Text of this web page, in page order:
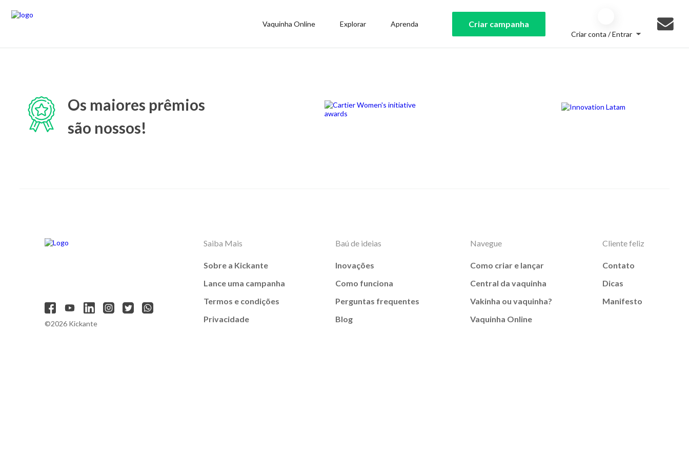
Vaquinha Online Explorar Aprenda Criar campanha
Criar conta / Entrar
Os maiores prêmios
são nossos!
©2026 Kickante
Saiba Mais
Sobre a Kickante
Lance uma campanha
Termos e condições
Privacidade
Baú de ideias
Inovações
Como funciona
Perguntas frequentes
Blog
Navegue
Como criar e lançar
Central da vaquinha
Vakinha ou vaquinha?
Vaquinha Online
Cliente feliz
Contato
Dicas
Manifesto